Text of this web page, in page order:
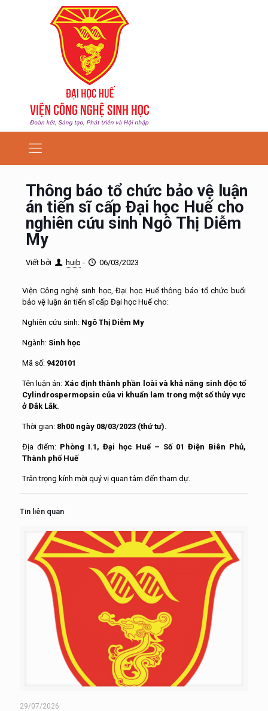
Thông báo tổ chức bảo vệ luận
án tiến sĩ cấp Đại học Huế cho
nghiên cứu sinh Ngô Thị Diễm
My
Viết bởi huib - 06/03/2023
Viện Công nghệ sinh học, Đại học Huế thông báo tổ chức buổi
bảo vệ luận án tiến sĩ cấp Đại học Huế cho:
Nghiên cứu sinh: Ngô Thị Diễm My
Ngành: Sinh học
Mã số: 9420101
Tên luận án: Xác định thành phần loài và khả năng sinh độc tố
Cylindrospermopsin của vi khuẩn lam trong một số thủy vực
ở Đắk Lắk.
Thời gian: 8h00 ngày 08/03/2023 (thứ tư).
Địa điểm: Phòng I.1, Đại học Huế – Số 01 Điện Biên Phủ,
Thành phố Huế
Trân trọng kính mời quý vị quan tâm đến tham dự.
Tin liên quan
29/07/2026